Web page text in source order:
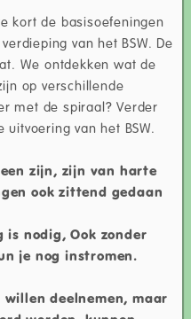
kort de basisoefeningen
van het BSW. De
We ontdekken wat de
op verschillende
met de spiraal? Verder
van het BSW.
zijn, zijn van harte
ook zittend gedaan
is nodig, Ook zonder
je nog instromen.
deelnemen, maar